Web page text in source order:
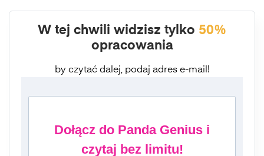
W tej chwili widzisz tylko 50%
opracowania
by czytać dalej, podaj adres e-mail!
Dołącz do Panda Genius i
czytaj bez limitu!